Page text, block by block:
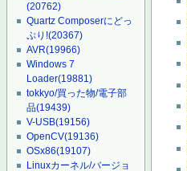
(20762)
Quartz Composerにどっ
ぷり!(20367)
AVR(19966)
Windows 7
Loader(19881)
tokkyo/買った物/電子部
品(19439)
V-USB(19156)
OpenCV(19136)
OSx86(19107)
Linuxカーネル/バージョ